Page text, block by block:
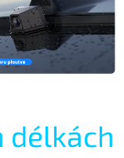
délkách